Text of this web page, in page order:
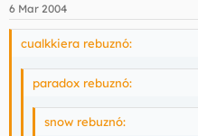
6 Mar 2004
cualkkiera rebuznó:
paradox rebuznó:
snow rebuznó: